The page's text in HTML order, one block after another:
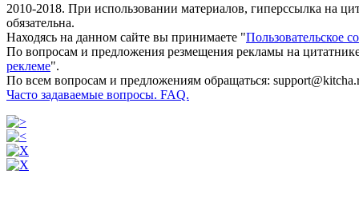
2010-2018. При использовании материалов, гиперссылка на
обязательна.
Находясь на данном сайте вы принимаете "Пользовательское
По вопросам и предложения резмещения рекламы на
реклеме".
По всем вопросам и предложениям обращаться:
Часто задаваемые вопросы. FAQ.